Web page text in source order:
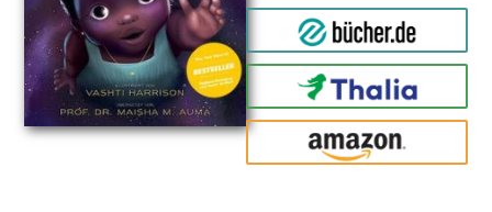
bücher.de
Thalia
amazon